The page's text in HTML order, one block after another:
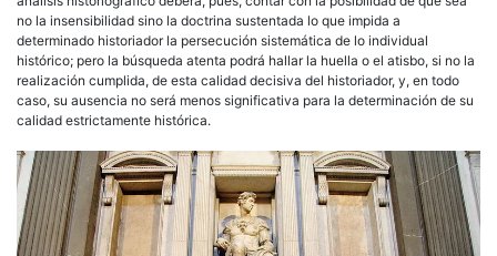
no la insensibilidad sino la doctrina sustentada lo que impida a
determinado historiador la persecución sistemática de lo individual
histórico; pero la búsqueda atenta podrá hallar la huella o el atisbo, si no la
realización cumplida, de esta calidad decisiva del historiador, y, en todo
caso, su ausencia no será menos significativa para la determinación de su
calidad estrictamente histórica.